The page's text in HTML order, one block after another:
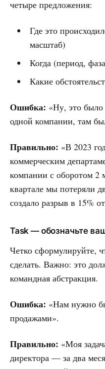
четыре предложения:
Где это
масштаб)
Когда (период,
Какие
Ошибка: «Ну, это было
одной компании, там
Правильно: «В 2023
коммерческим
компании с оборотом 2
квартале мы потеряли
создало разрыв в 15%
Task — обозначьте
Четко сформулируйте,
сделать. Важно: это
командная абстракция.
Ошибка: «Нам нужно
продажами».
Правильно: «Моя
директора — за два